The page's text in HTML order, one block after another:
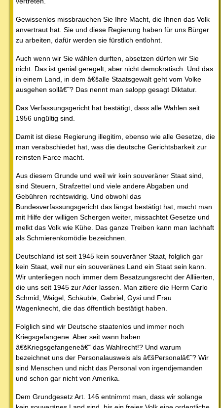
Gewissenlos missbrauchen Sie Ihre Macht, die Ihnen das Volk
anvertraut hat. Sie und diese Regierung haben für uns Bürger
zu arbeiten, dafür werden sie fürstlich entlohnt.
Auch wenn wir Sie wählen durften, absetzen dürfen wir Sie
nicht. Das ist genial geregelt, aber nicht demokratisch. Und das
in einem Land, in dem â€šalle Staatsgewalt geht vom Volke
ausgehen sollâ€˜? Das nennt man salopp gesagt Diktatur.
Das Verfassungsgericht hat bestätigt, dass alle Wahlen seit
1956 ungültig sind.
Damit ist diese Regierung illegitim, ebenso wie alle Gesetze, die
man verabschiedet hat, was die deutsche Gerichtsbarkeit zur
reinsten Farce macht.
Aus diesem Grunde und weil wir kein souveräner Staat sind,
sind Steuern, Strafzettel und viele andere Abgaben und
Gebühren rechtswidrig. Und obwohl das
Bundesverfassungsgericht das längst bestätigt hat, macht man
mit Hilfe der willigen Schergen weiter, missachtet Gesetze und
melkt das Volk wie Kühe. Das ganze Treiben kann man lachhaft
als Schmierenkomödie bezeichnen.
Deutschland ist seit 1945 kein souveräner Staat, folglich gar
kein Staat, weil nur ein souveränes Land ein Staat sein kann.
Wir unterliegen noch immer dem Besatzungsrecht der Alliierten,
die uns seit 1945 zur Ader lassen. Man zitiere die Herrn Carlo
Schmid, Waigel, Schäuble, Gabriel, Gysi und Frau
Wagenknecht, die das öffentlich bestätigt haben.
Folglich sind wir Deutsche staatenlos und immer noch
Kriegsgefangene. Aber seit wann haben
â€šKriegsgefangeneâ€˜ das Wahlrecht!? Und warum
bezeichnet uns der Personalausweis als â€šPersonalâ€˜? Wir
sind Menschen und nicht das Personal von irgendjemanden
und schon gar nicht von Amerika.
Dem Grundgesetz Art. 146 entnimmt man, dass wir solange